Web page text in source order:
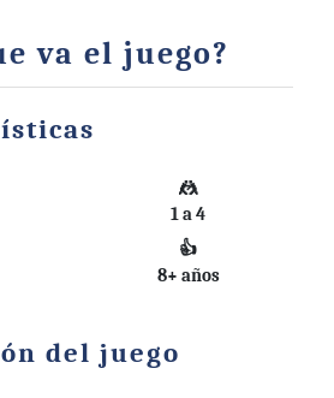
va el juego?
🤼
1 a 4
👍
8+ años
del juego